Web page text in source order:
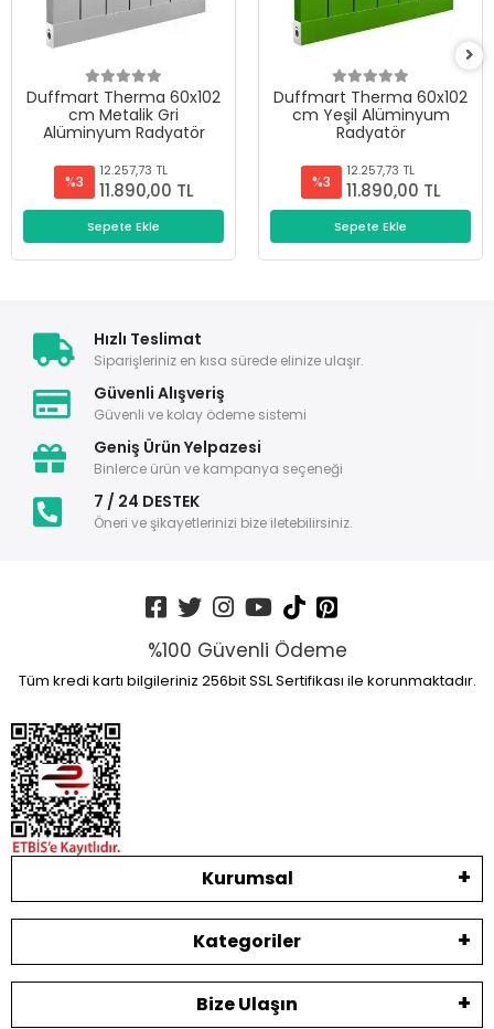
Duffmart Therma 60x102
cm Metalik Gri
Alüminyum Radyatör
%3
12.257,73 TL
11.890,00 TL
Sepete Ekle
Duffmart Therma 60x102
cm Yeşil Alüminyum
Radyatör
%3
12.257,73 TL
11.890,00 TL
Sepete Ekle
Hızlı Teslimat
Siparişleriniz en kısa sürede elinize ulaşır.
Güvenli Alışveriş
Güvenli ve kolay ödeme sistemi
Geniş Ürün Yelpazesi
Binlerce ürün ve kampanya seçeneği
7 / 24 DESTEK
Öneri ve şikayetlerinizi bize iletebilirsiniz.
%100 Güvenli Ödeme
Tüm kredi kartı bilgileriniz 256bit SSL Sertifikası ile korunmaktadır.
Kurumsal
Kategoriler
Bize Ulaşın